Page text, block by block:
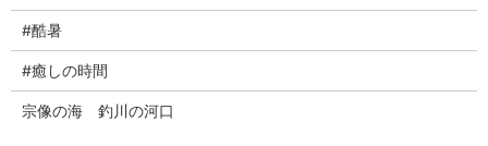
#酷暑
#癒しの時間
宗像の海 釣川の河口